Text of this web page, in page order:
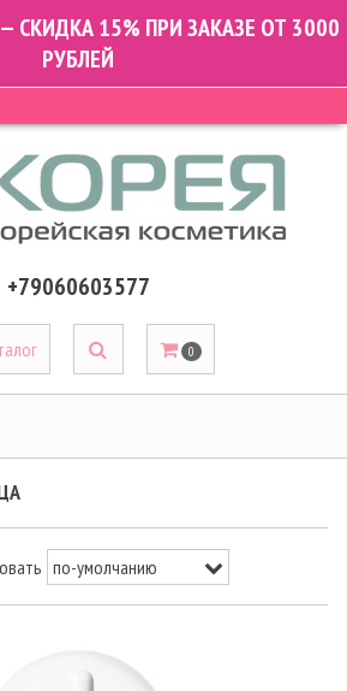
— СКИДКА 15% ПРИ ЗАКАЗЕ ОТ 3000
РУБЛЕЙ
+79060603577
0